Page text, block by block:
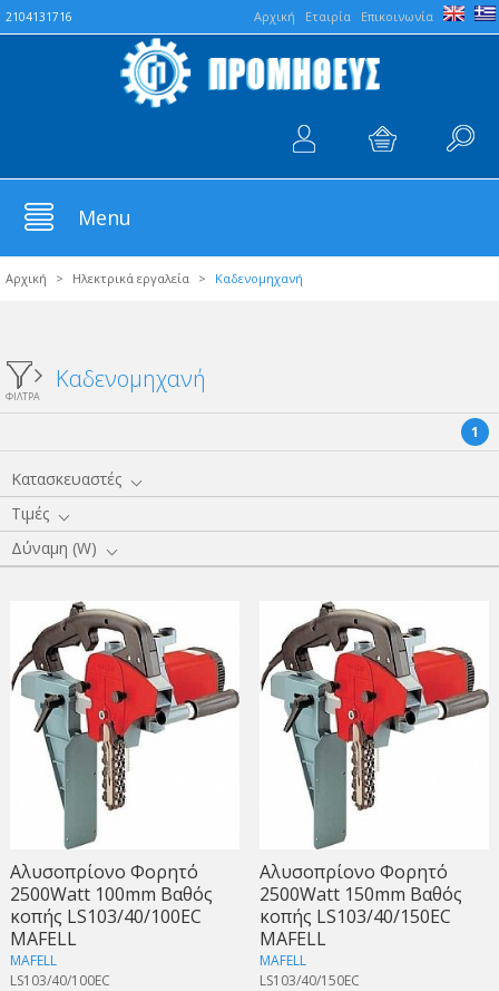
Aρχική Εταιρία Επικοινωνία
2104131716
Menu
Αρχική > Ηλεκτρικά εργαλεία > Καδενομηχανή
ΦΙΛΤΡΑ
Καδενομηχανή
1
Κατασκευαστές
Τιμές
Δύναμη (W)
Αλυσοπρίονο Φορητό
2500Watt 100mm Βαθός
κοπής LS103/40/100EC
MAFELL
MAFELL
LS103/40/100EC
Αλυσοπρίονο Φορητό
2500Watt 150mm Βαθός
κοπής LS103/40/150EC
MAFELL
MAFELL
LS103/40/150EC